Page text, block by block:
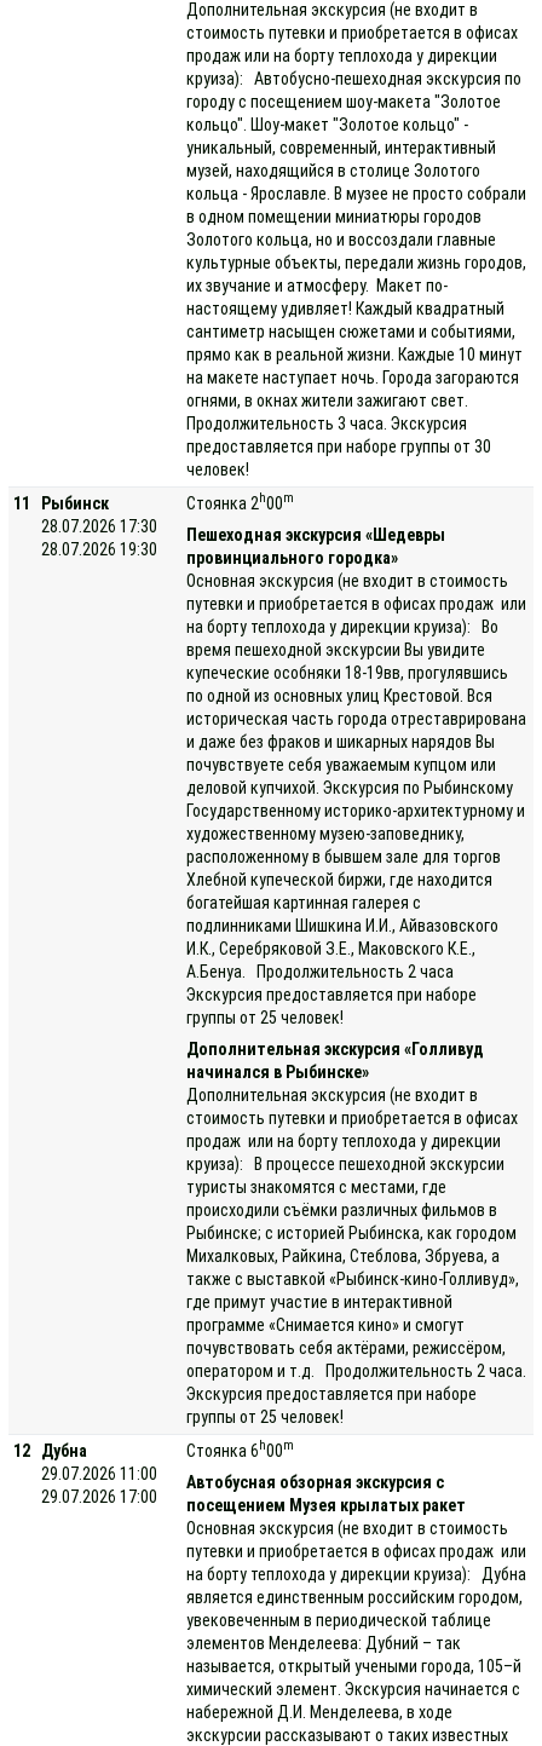
Дополнительная экскурсия (не входит в
стоимость путевки и приобретается в офисах
продаж или на борту теплохода у дирекции
круиза): Автобусно-пешеходная экскурсия по
городу с посещением шоу-макета "Золотое
кольцо". Шоу-макет "Золотое кольцо" -
уникальный, современный, интерактивный
музей, находящийся в столице Золотого
кольца - Ярославле. В музее не просто собрали
в одном помещении миниатюры городов
Золотого кольца, но и воссоздали главные
культурные объекты, передали жизнь городов,
их звучание и атмосферу. Макет по-
настоящему удивляет! Каждый квадратный
сантиметр насыщен сюжетами и событиями,
прямо как в реальной жизни. Каждые 10 минут
на макете наступает ночь. Города загораются
огнями, в окнах жители зажигают свет.
Продолжительность 3 часа. Экскурсия
предоставляется при наборе группы от 30
человек!
11
Рыбинск
28.07.2026 17:30
28.07.2026 19:30
Стоянка 2 h00m
Пешеходная экскурсия «Шедевры
провинциального городка»
Основная экскурсия (не входит в стоимость
путевки и приобретается в офисах продаж или
на борту теплохода у дирекции круиза): Во
время пешеходной экскурсии Вы увидите
купеческие особняки 18-19вв, прогулявшись
по одной из основных улиц Крестовой. Вся
историческая часть города отреставрирована
и даже без фраков и шикарных нарядов Вы
почувствуете себя уважаемым купцом или
деловой купчихой. Экскурсия по Рыбинскому
Государственному историко-архитектурному и
художественному музею-заповеднику,
расположенному в бывшем зале для торгов
Хлебной купеческой биржи, где находится
богатейшая картинная галерея с
подлинниками Шишкина И.И., Айвазовского
И.К., Серебряковой З.Е., Маковского К.Е.,
А.Бенуа. Продолжительность 2 часа
Экскурсия предоставляется при наборе
группы от 25 человек!
Дополнительная экскурсия «Голливуд
начинался в Рыбинске»
Дополнительная экскурсия (не входит в
стоимость путевки и приобретается в офисах
продаж или на борту теплохода у дирекции
круиза): В процессе пешеходной экскурсии
туристы знакомятся с местами, где
происходили съёмки различных фильмов в
Рыбинске; с историей Рыбинска, как городом
Михалковых, Райкина, Стеблова, Збруева, а
также с выставкой «Рыбинск-кино-Голливуд»,
где примут участие в интерактивной
программе «Снимается кино» и смогут
почувствовать себя актёрами, режиссёром,
оператором и т.д. Продолжительность 2 часа.
Экскурсия предоставляется при наборе
группы от 25 человек!
12
Дубна
29.07.2026 11:00
29.07.2026 17:00
Стоянка 6 h00m
Автобусная обзорная экскурсия с
посещением Музея крылатых ракет
Основная экскурсия (не входит в стоимость
путевки и приобретается в офисах продаж или
на борту теплохода у дирекции круиза): Дубна
является единственным российским городом,
увековеченным в периодической таблице
элементов Менделеева: Дубний – так
называется, открытый учеными города, 105–й
химический элемент. Экскурсия начинается с
набережной Д.И. Менделеева, в ходе
экскурсии рассказывают о таких известных